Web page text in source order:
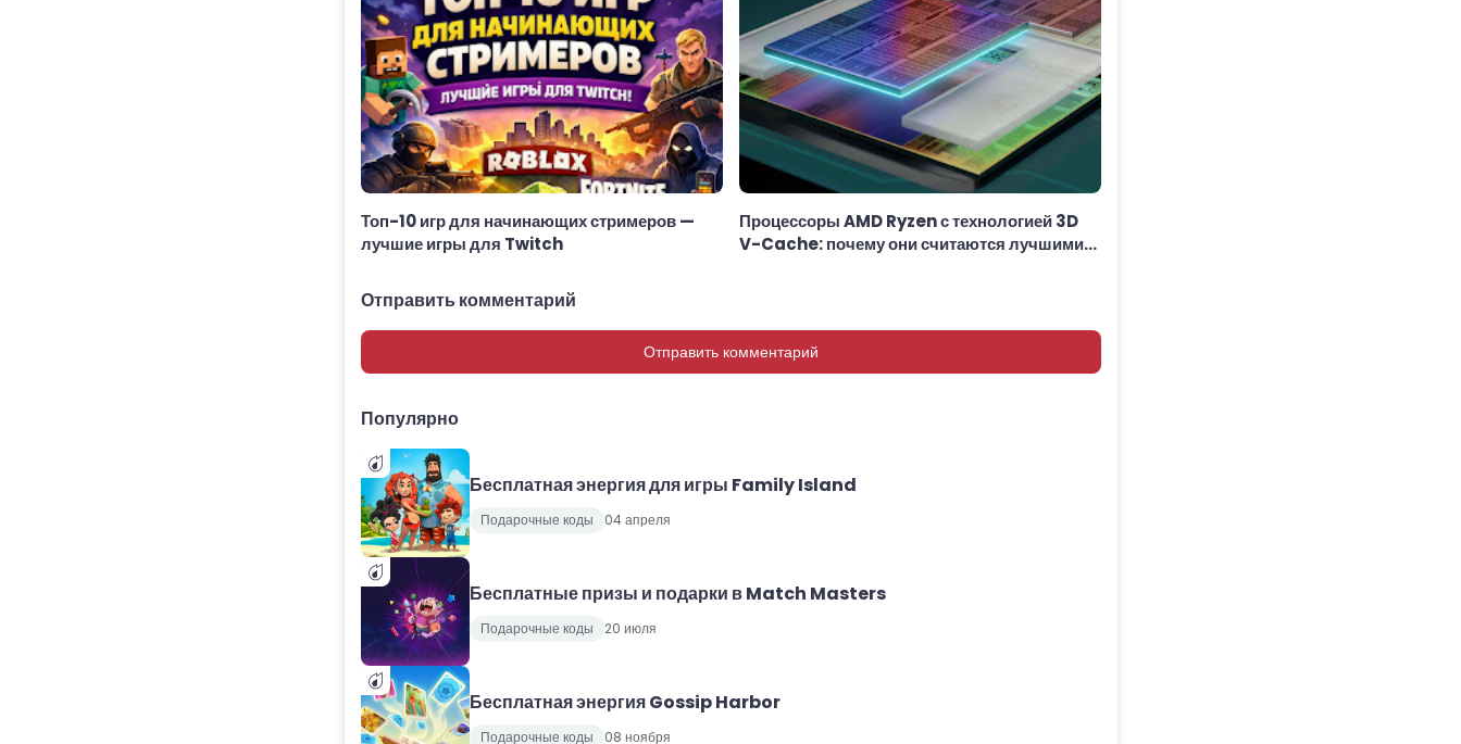
Топ-10 игр для начинающих стримеров —
лучшие игры для Twitch
Процессоры AMD Ryzen с технологией 3D
V-Cache: почему они считаются лучшими
Отправить комментарий
Отправить комментарий
Популярно
Бесплатная энергия для игры Family Island
Подарочные коды 04 апреля
Бесплатные призы и подарки в Match Masters
Подарочные коды 20 июля
Бесплатная энергия Gossip Harbor
Подарочные коды 08 ноября